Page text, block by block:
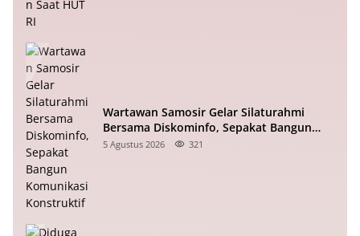
Wartawan Samosir Gelar Silaturahmi
Bersama Diskominfo, Sepakat Bangun
Komunikasi Konstruktif
5 Agustus 2026 321